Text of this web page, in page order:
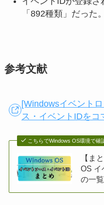
「892種類」だった。
参考文献
[Windowsイベント
ス・イベントIDをコ
こちらでWindows OS環境で確
【ま
OS イ
の一